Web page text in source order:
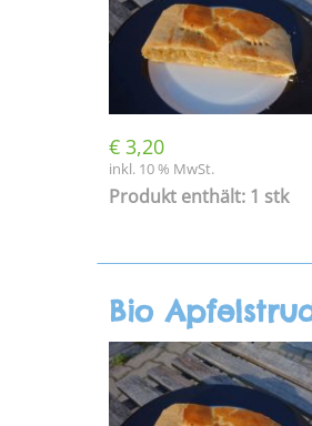
€ 3,20
inkl. 10 % MwSt.
Produkt enthält: 1 stk
Bio